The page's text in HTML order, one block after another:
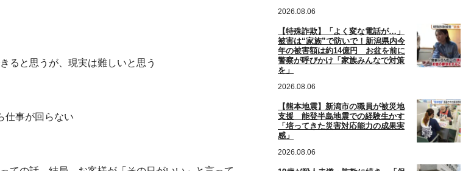
ると思うが、現実は難しいと思う
仕事が回らない
2026.08.06
【特殊詐欺】「よく変な電話が…」
被害は“家族”で防いで！新潟県内今
年の被害額は約14億円 お盆を前に
警察が呼びかけ「家族みんなで対策
を」
2026.08.06
【熊本地震】新潟市の職員が被災地
支援 能登半島地震での経験生かす
「培ってきた災害対応能力の成果実
感」
2026.08.06